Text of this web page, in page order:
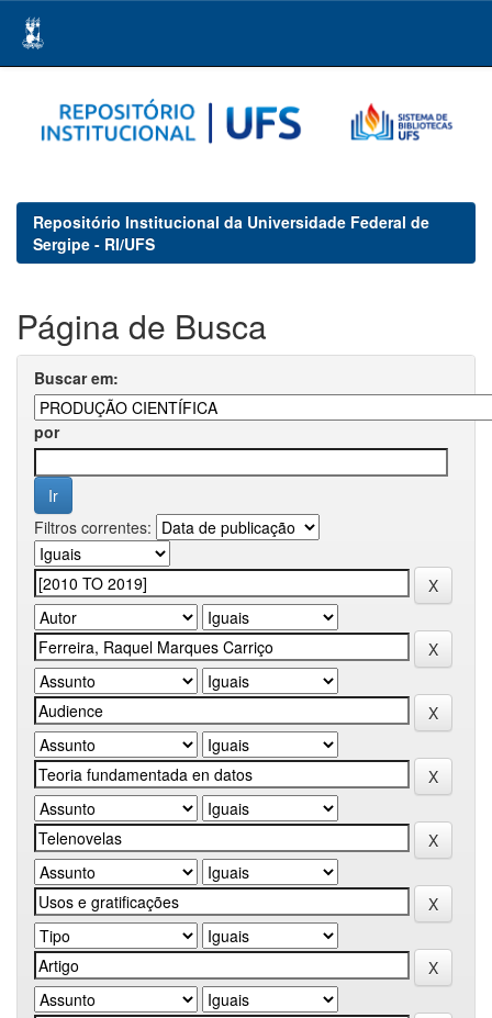
navigation
Repositório Institucional da Universidade Federal de
Sergipe - RI/UFS
Página de Busca
Buscar em:
por
Filtros correntes: